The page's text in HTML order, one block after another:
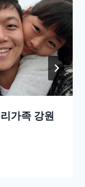
가족 강원